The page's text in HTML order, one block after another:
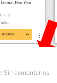
Sin comentarios